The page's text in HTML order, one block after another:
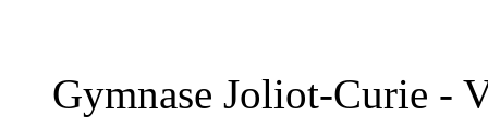
Gymnase Joliot-Curie -